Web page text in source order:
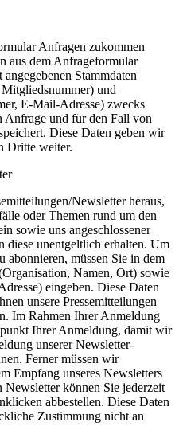
Anfragen zukommen
aus dem Anfrageformular
Stammdaten
und
E-Mail-Adresse) zwecks
Anfrage und für den Fall von
Diese Daten geben wir
Dritte weiter.
Newsletter heraus,
oder Themen rund um den
sowie uns angeschlossener
diese unentgeltlich erhalten. Um
abonnieren, müssen Sie in dem
Namen, Ort) sowie
eingeben. Diese Daten
unsere Pressemitteilungen
Im Rahmen Ihrer Anmeldung
Ihrer Anmeldung, damit wir
unserer Newsletter-
Ferner müssen wir
Empfang unseres Newsletters
Newsletter können Sie jederzeit
abbestellen. Diese Daten
Zustimmung nicht an